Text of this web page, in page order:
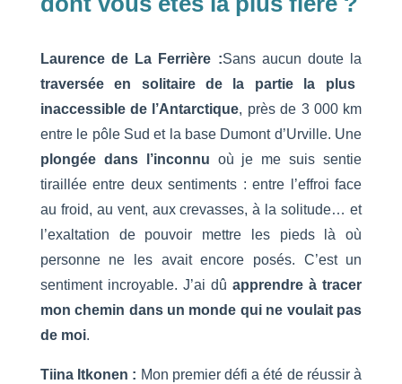
Laurence de La Ferrière :Sans aucun doute la
traversée en solitaire de la partie la plus
inaccessible de l’Antarctique, près de 3 000 km
entre le pôle Sud et la base Dumont d’Urville. Une
plongée dans l’inconnu où je me suis sentie
tiraillée entre deux sentiments : entre l’effroi face
au froid, au vent, aux crevasses, à la solitude… et
l’exaltation de pouvoir mettre les pieds là où
personne ne les avait encore posés. C’est un
sentiment incroyable. J’ai dûapprendre à tracer
mon chemin dans un monde qui ne voulait pas
de moi.
Tiina Itkonen : Mon premier défi a été de réussir à